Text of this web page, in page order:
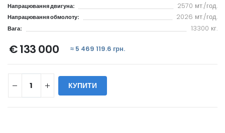
Напрацювання двигуна: 2570 мт./год.
Напрацювання обмолоту: 2026 мт./год.
Вага: 13300 кг.
€ 133 000 ≈ 5 469 119.6 грн.
КУПИТИ